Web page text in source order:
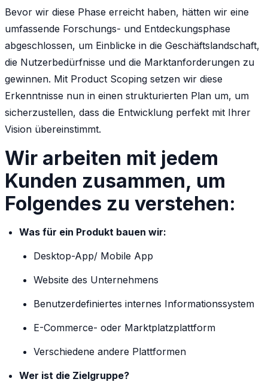
Bevor wir diese Phase erreicht haben, hätten wir eine
umfassende Forschungs- und Entdeckungsphase
abgeschlossen, um Einblicke in die Geschäftslandschaft,
die Nutzerbedürfnisse und die Marktanforderungen zu
gewinnen. Mit Product Scoping setzen wir diese
Erkenntnisse nun in einen strukturierten Plan um, um
sicherzustellen, dass die Entwicklung perfekt mit Ihrer
Vision übereinstimmt.
Wir arbeiten mit jedem
Kunden zusammen, um
Folgendes zu verstehen:
Was für ein Produkt bauen wir:
Desktop-App/ Mobile App
Website des Unternehmens
Benutzerdefiniertes internes Informationssystem
E-Commerce- oder Marktplatzplattform
Verschiedene andere Plattformen
Wer ist die Zielgruppe?